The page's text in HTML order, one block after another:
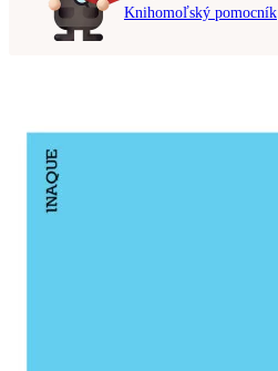
Knihomoľský pomocník